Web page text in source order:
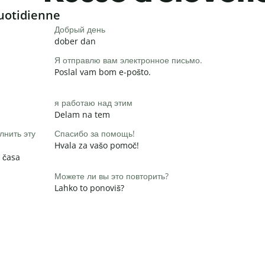
Добрый день
dober dan
Я отправлю вам электронное письмо.
Poslal vam bom e-pošto.
я работаю над этим
Delam na tem
эту
Спасибо за помощь!
Hvala za vašo pomoč!
Можете ли вы это повторить?
Lahko to ponoviš?